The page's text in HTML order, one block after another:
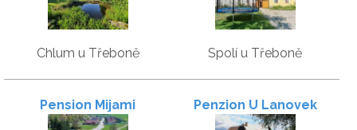
Chlum u Třeboně Spolí u Třeboně
Pension Mijami Penzion U Lanovek